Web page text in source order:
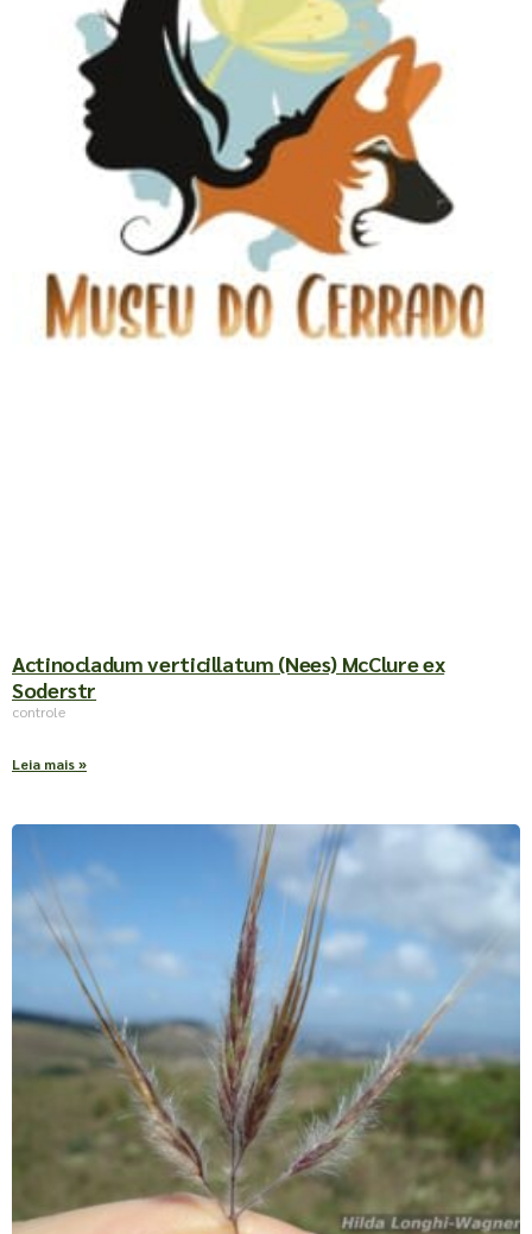
Actinocladum verticillatum (Nees) McClure ex
Soderstr
controle
Leia mais »